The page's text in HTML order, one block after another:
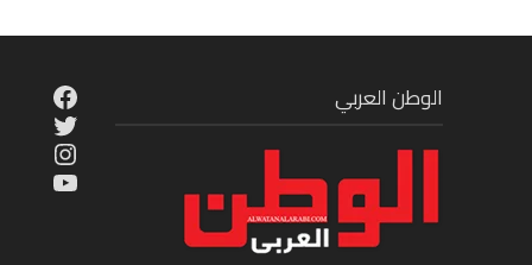
Twitter
YouTube
الوطن العربي